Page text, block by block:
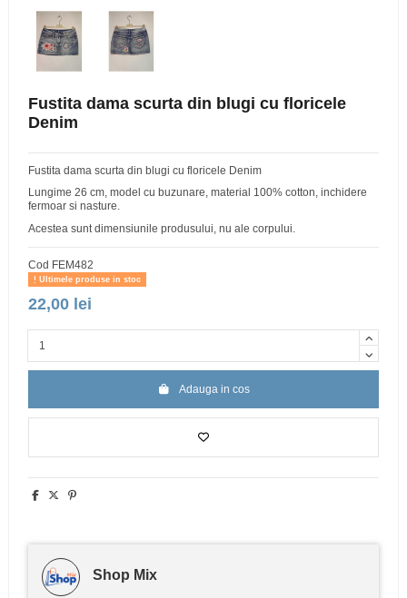
Fustita dama scurta din blugi cu floricele
Denim
Fustita dama scurta din blugi cu floricele Denim
Lungime 26 cm, model cu buzunare, material 100% cotton, inchidere
fermoar si nasture.
Acestea sunt dimensiunile produsului, nu ale corpului.
Cod FEM482
Ultimele produse in stoc
22,00 lei
Adauga in cos
Shop Mix